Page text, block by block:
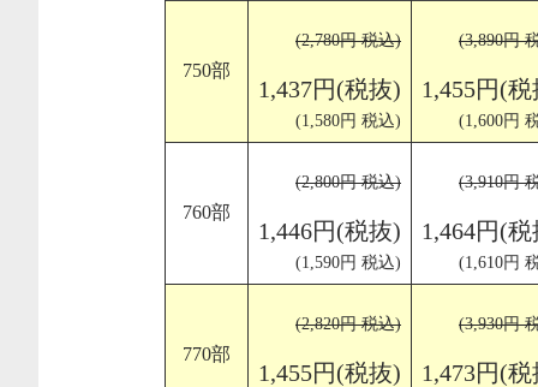
750部
(2,780円 税込)
1,437円(税抜)
(1,580円 税込)
(3,890円
1,455円(
(1,600円
760部
(2,800円 税込)
1,446円(税抜)
(1,590円 税込)
(3,910円
1,464円(
(1,610円
770部
(2,820円 税込)
1,455円(税抜)
(3,930円
1,473円(